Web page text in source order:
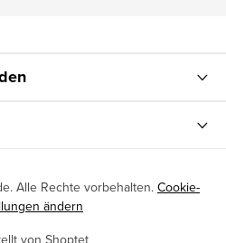
. Alle Rechte vorbehalten. Cookie-
ändern